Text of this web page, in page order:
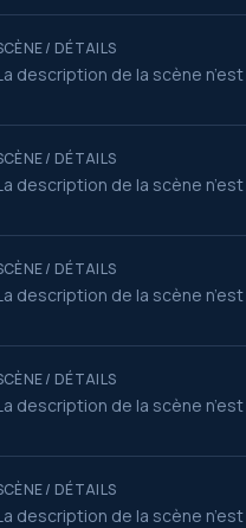
/ DÉTAILS
description de la scène
/ DÉTAILS
description de la scène
/ DÉTAILS
description de la scène
/ DÉTAILS
description de la scène
/ DÉTAILS
description de la scène